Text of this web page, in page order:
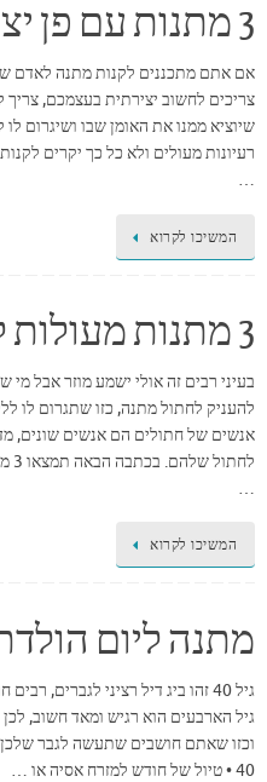
3 מתנות עם פן יצירתי
אם אתם מתכננים לקנות מתנה לאדם
צריכים לחשוב יצירתית בעצמכם, צריך
שיוציא ממנו את האומן שבו ושיגרום
רעיונות מעולים ולא כל כך יקרים
…
המשיכו לקרוא
3 מתנות מעולות לחתול שלכם
בעיני רבים זה אולי ישמע מוזר אבל
להעניק לחתול מתנה, כזו שתגרום לו
אנשים של חתולים הם אנשים שונים,
…
המשיכו לקרוא
מתנה ליום הולדת 40
גיל 40 זהו ביג דיל רציני לגברים,
גיל הארבעים הוא רגיש ומאד חשוב,
וכזו שאתם חושבים שתעשה לגבר
40 • טיול של חודש למזרח אסיה או …